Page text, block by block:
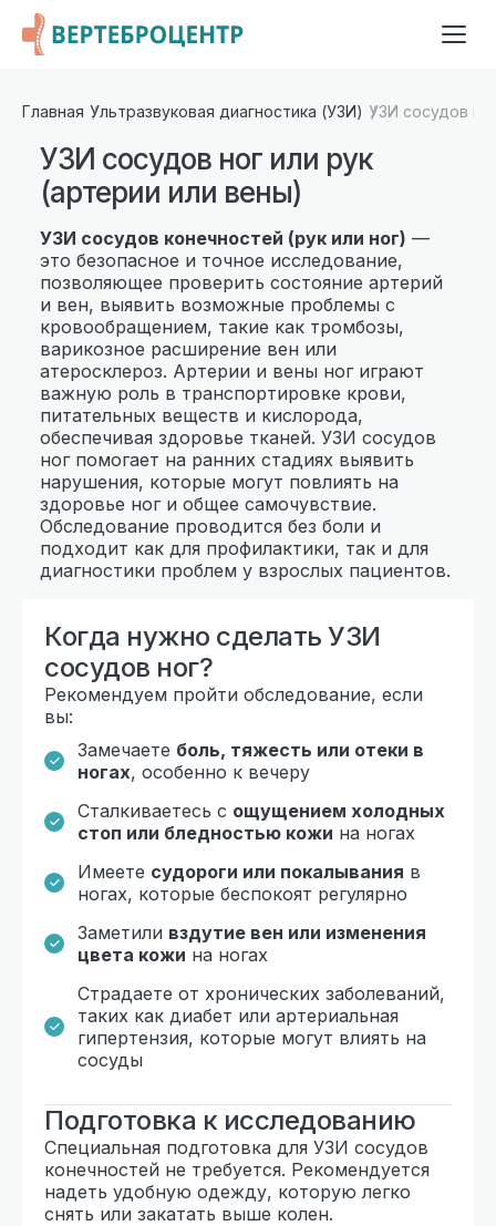
Главная Ультразвуковая диагностика (УЗИ) УЗИ сосудов
УЗИ сосудов ног или рук
(артерии или вены)
УЗИ сосудов конечностей (рук или ног) —
это безопасное и точное исследование,
позволяющее проверить состояние артерий
и вен, выявить возможные проблемы с
кровообращением, такие как тромбозы,
варикозное расширение вен или
атеросклероз. Артерии и вены ног играют
важную роль в транспортировке крови,
питательных веществ и кислорода,
обеспечивая здоровье тканей. УЗИ сосудов
ног помогает на ранних стадиях выявить
нарушения, которые могут повлиять на
здоровье ног и общее самочувствие.
Обследование проводится без боли и
подходит как для профилактики, так и для
диагностики проблем у взрослых пациентов.
Когда нужно сделать УЗИ
сосудов ног?
Рекомендуем пройти обследование, если
вы:
Замечаете боль, тяжесть или отеки в
ногах, особенно к вечеру
Сталкиваетесь с ощущением холодных
стоп или бледностью кожи на ногах
Имеете судороги или покалывания в
ногах, которые беспокоят регулярно
Заметили вздутие вен или изменения
цвета кожи на ногах
Страдаете от хронических заболеваний,
таких как диабет или артериальная
гипертензия, которые могут влиять на
сосуды
Подготовка к исследованию
Специальная подготовка для УЗИ сосудов
конечностей не требуется. Рекомендуется
надеть удобную одежду, которую легко
снять или закатать выше колен.